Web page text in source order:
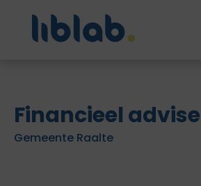
Financieel
Gemeente Raalte